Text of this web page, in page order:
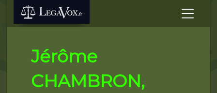
Jérôme
CHAMBRON,